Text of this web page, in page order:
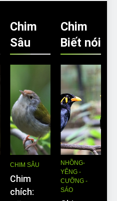
Chim
Sâu
CHIM SÂU
Chim
chích:
Chim
Biết nói
NHỒNG-
YỂNG -
CƯỠNG -
SÁO